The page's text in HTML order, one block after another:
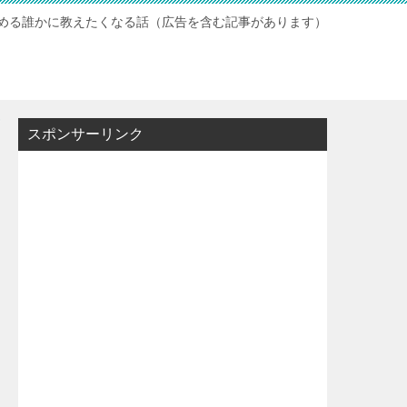
る誰かに教えたくなる話（広告を含む記事があります）
スポンサーリンク